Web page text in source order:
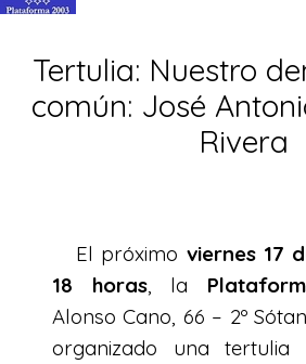
Tertulia: Nuestro
común: José
Rivera
El próximo viernes 17
18 horas, la
Alonso Cano, 66 – 2º
organizado una tertulia